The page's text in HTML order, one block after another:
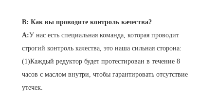
В: Как вы проводите контроль качества?
A:У нас есть специальная команда, которая проводит
строгий контроль качества, это наша сильная сторона:
(1)Каждый редуктор будет протестирован в течение 8
часов с маслом внутри, чтобы гарантировать отсутствие
утечек.